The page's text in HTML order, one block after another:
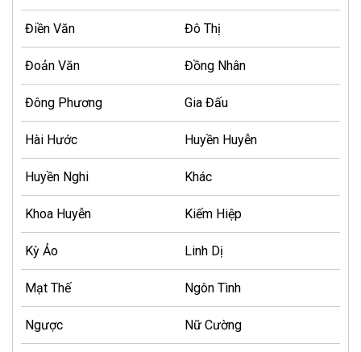
Điền Văn Đô Thị
Đoản Văn Đồng Nhân
Đông Phương Gia Đấu
Hài Hước Huyền Huyễn
Huyền Nghi Khác
Khoa Huyễn Kiếm Hiệp
Kỳ Ảo Linh Dị
Mạt Thế Ngôn Tình
Ngược Nữ Cường